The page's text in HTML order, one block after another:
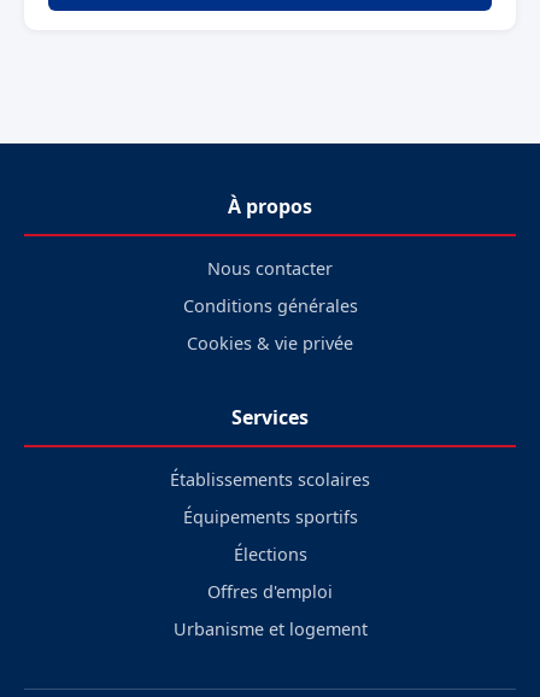
À propos
Nous contacter
Conditions générales
Cookies & vie privée
Services
Établissements scolaires
Équipements sportifs
Élections
Offres d'emploi
Urbanisme et logement